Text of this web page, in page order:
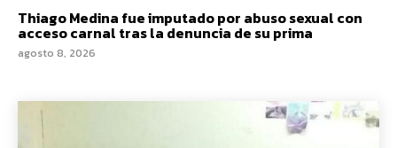
Thiago Medina fue imputado por abuso sexual con
acceso carnal tras la denuncia de su prima
agosto 8, 2026